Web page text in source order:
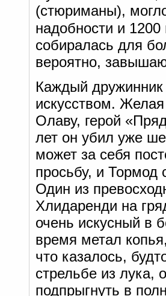
(стюриманы),
надобности и 1200
собиралась для
вероятно,
Каждый
искусством.
Олаву, герой
лет он убил уже
может за себя
просьбу, и Тормод
Один из
Хлидаренди на
очень искусный в
время метал
что казалось,
стрельбе из лука,
подпрыгнуть в